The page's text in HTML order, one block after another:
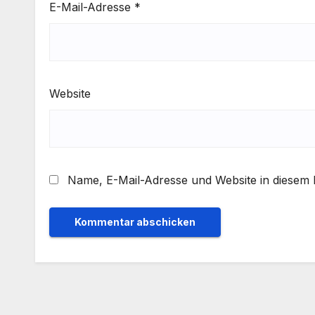
E-Mail-Adresse *
Website
Name, E-Mail-Adresse und Website in